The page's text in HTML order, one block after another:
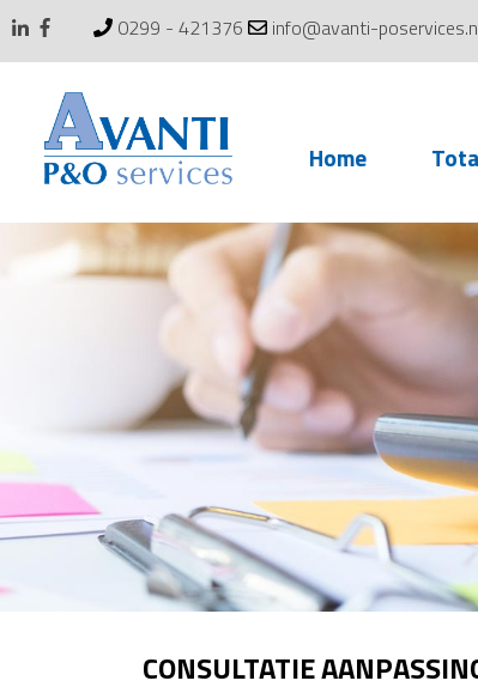
0299 - 421376 info@avanti-
Home
CONSULTATIE